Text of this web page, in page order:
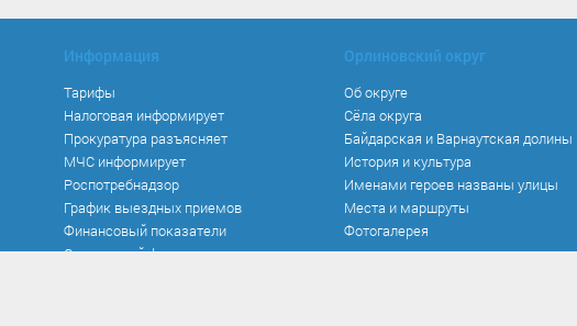
Информация
Тарифы
Налоговая информирует
Прокуратура разъясняет
МЧС информирует
Роспотребнадзор
График выездных приемов
Финансовый показатели
Социальный фонд
Орлиновский округ
Об округе
Сёла округа
Байдарская и Варнаутская долины
История и культура
Именами героев названы улицы
Места и маршруты
Фотогалерея